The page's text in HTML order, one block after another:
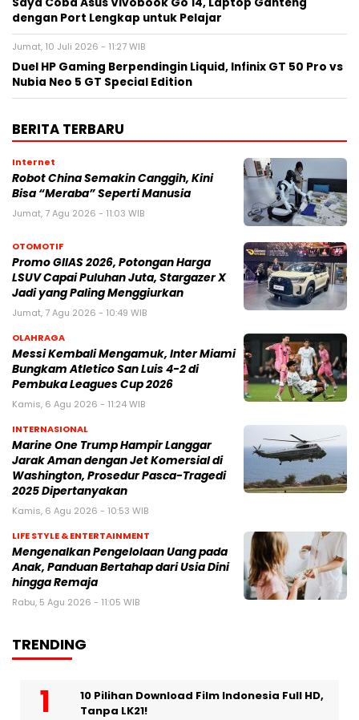
dengan Port Lengkap untuk Pelajar
Jumat, 10 Juli 2026 - 11:27 WIB
Duel HP Gaming Berpendingin Liquid, Infinix GT 50 Pro vs
Nubia Neo 5 GT Special Edition
BERITA TERBARU
Internet
Robot China Semakin Canggih, Kini
Bisa “Meraba” Seperti Manusia
Jumat, 7 Agu 2026 - 11:03 WIB
OTOMOTIF
Promo GIIAS 2026, Potongan Harga
LSUV Capai Puluhan Juta, Stargazer X
Jadi yang Paling Menggiurkan
Jumat, 7 Agu 2026 - 10:49 WIB
OLAHRAGA
Messi Kembali Mengamuk, Inter Miami
Bungkam Atletico San Luis 4-2 di
Pembuka Leagues Cup 2026
Kamis, 6 Agu 2026 - 11:24 WIB
INTERNASIONAL
Marine One Trump Hampir Langgar
Jarak Aman dengan Jet Komersial di
Washington, Prosedur Pasca-Tragedi
2025 Dipertanyakan
Kamis, 6 Agu 2026 - 10:53 WIB
LIFE STYLE & ENTERTAINMENT
Mengenalkan Pengelolaan Uang pada
Anak, Panduan Bertahap dari Usia Dini
hingga Remaja
Rabu, 5 Agu 2026 - 11:05 WIB
TRENDING
10 Pilihan Download Film Indonesia Full HD,
Tanpa LK21!